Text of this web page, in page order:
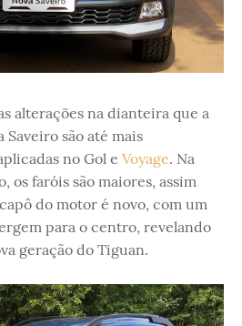
alterações na dianteira que a
são até mais
no Gol e Voyage. Na
os faróis são maiores, assim
do motor é novo, com um
para o centro, revelando
geração do Tiguan.